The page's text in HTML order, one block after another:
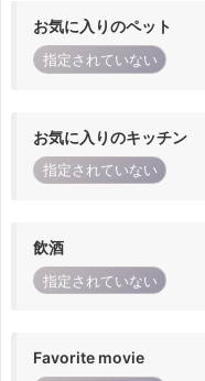
お気に入りのペット
指定されていない
お気に入りのキッチン
指定されていない
飲酒
指定されていない
Favorite movie